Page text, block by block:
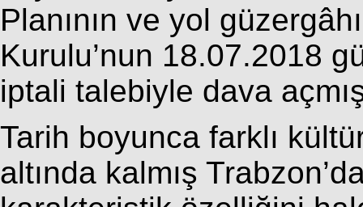
Planının ve yol
Kurulu’nun 18.07.2018
iptali talebiyle dava
Tarih boyunca farklı
altında kalmış